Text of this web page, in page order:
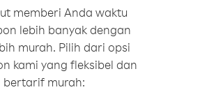
memberi Anda waktu
lebih banyak dengan
murah. Pilih dari opsi
kami yang fleksibel dan
bertarif murah: